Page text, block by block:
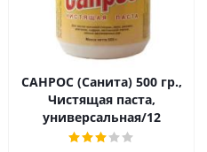
САНРОС (Санита) 500 гр.,
Чистящая паста,
универсальная/12